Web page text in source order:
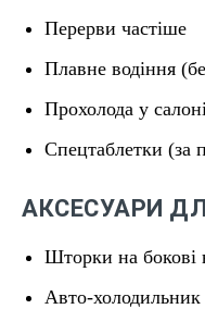
Перерви частіше
Плавне водіння
Прохолода у
Спецтаблетки (за
АКСЕСУАРИ
Шторки на бокові
Авто-холодильник